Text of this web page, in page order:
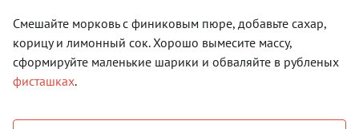
Смешайте морковь с финиковым пюре, добавьте сахар,
корицу и лимонный сок. Хорошо вымесите массу,
сформируйте маленькие шарики и обваляйте в рубленых
фисташках.